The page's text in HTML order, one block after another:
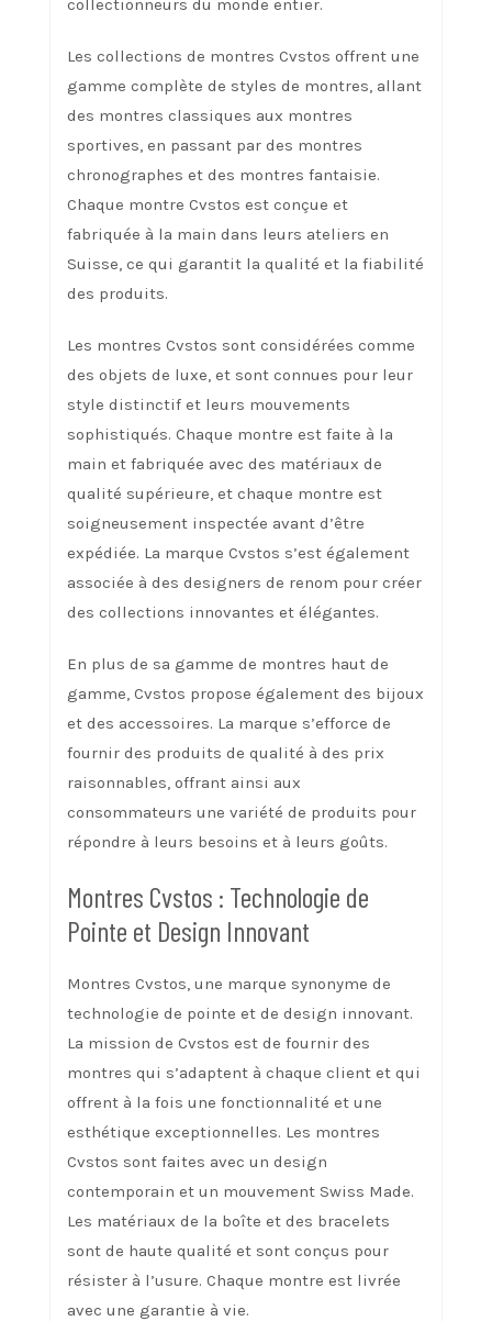
collectionneurs du monde entier.
Les collections de montres Cvstos offrent une
gamme complète de styles de montres, allant
des montres classiques aux montres
sportives, en passant par des montres
chronographes et des montres fantaisie.
Chaque montre Cvstos est conçue et
fabriquée à la main dans leurs ateliers en
Suisse, ce qui garantit la qualité et la fiabilité
des produits.
Les montres Cvstos sont considérées comme
des objets de luxe, et sont connues pour leur
style distinctif et leurs mouvements
sophistiqués. Chaque montre est faite à la
main et fabriquée avec des matériaux de
qualité supérieure, et chaque montre est
soigneusement inspectée avant d’être
expédiée. La marque Cvstos s’est également
associée à des designers de renom pour créer
des collections innovantes et élégantes.
En plus de sa gamme de montres haut de
gamme, Cvstos propose également des bijoux
et des accessoires. La marque s’efforce de
fournir des produits de qualité à des prix
raisonnables, offrant ainsi aux
consommateurs une variété de produits pour
répondre à leurs besoins et à leurs goûts.
Montres Cvstos : Technologie de
Pointe et Design Innovant
Montres Cvstos, une marque synonyme de
technologie de pointe et de design innovant.
La mission de Cvstos est de fournir des
montres qui s’adaptent à chaque client et qui
offrent à la fois une fonctionnalité et une
esthétique exceptionnelles. Les montres
Cvstos sont faites avec un design
contemporain et un mouvement Swiss Made.
Les matériaux de la boîte et des bracelets
sont de haute qualité et sont conçus pour
résister à l’usure. Chaque montre est livrée
avec une garantie à vie.